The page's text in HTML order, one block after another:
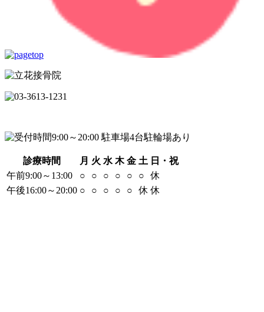
診療時間 月 火 水 木 金 土 日・祝
午前9:00～13:00
○ ○ ○ ○ ○ ○
休
午後16:00～20:00 ○ ○ ○ ○ ○ 休 休